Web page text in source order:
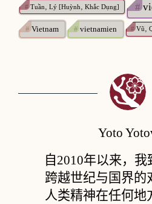
#Tuần‚ Lý [Huỳnh‚ Khắc Dụng] #
# Vietnam #vietnamien #Vũ‚
Yoto
自2010年以来，我
跨越世纪与国界的
人类精神在任何地